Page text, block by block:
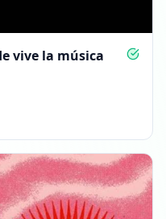
vive la música